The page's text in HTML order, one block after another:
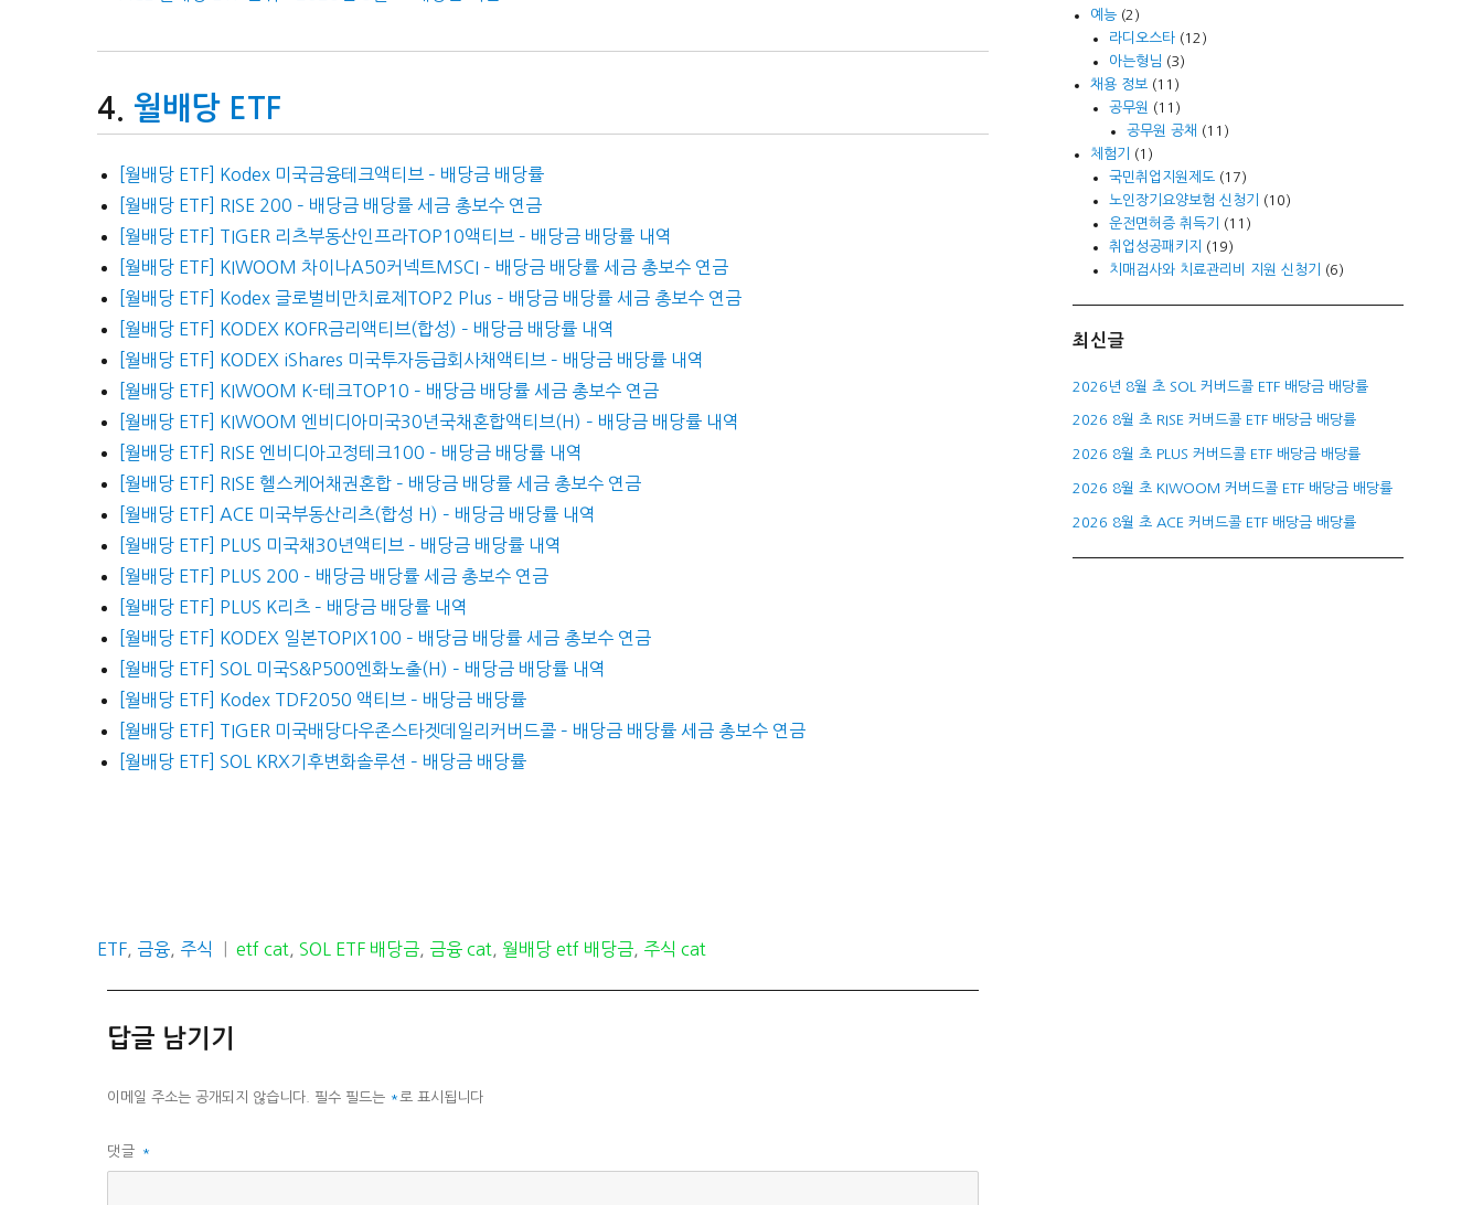
월배당 ETF
[월배당 ETF] Kodex 미국금융테크액티브 – 배당금 배당률
[월배당 ETF] RISE 200 – 배당금 배당률 세금 총보수 연금
[월배당 ETF] TIGER 리츠부동산인프라TOP10액티브 – 배당금 배당률 내역
[월배당 ETF] KIWOOM 차이나A50커넥트MSCI – 배당금 배당률 세금 총보수 연금
[월배당 ETF] Kodex 글로벌비만치료제TOP2 Plus – 배당금 배당률 세금 총보수 연금
[월배당 ETF] KODEX KOFR금리액티브(합성) – 배당금 배당률 내역
[월배당 ETF] KODEX iShares 미국투자등급회사채액티브 – 배당금 배당률 내역
[월배당 ETF] KIWOOM K-테크TOP10 – 배당금 배당률 세금 총보수 연금
[월배당 ETF] KIWOOM 엔비디아미국30년국채혼합액티브(H) – 배당금 배당률 내역
[월배당 ETF] RISE 엔비디아고정테크100 – 배당금 배당률 내역
[월배당 ETF] RISE 헬스케어채권혼합 – 배당금 배당률 세금 총보수 연금
[월배당 ETF] ACE 미국부동산리츠(합성 H) – 배당금 배당률 내역
[월배당 ETF] PLUS 미국채30년액티브 – 배당금 배당률 내역
[월배당 ETF] PLUS 200 – 배당금 배당률 세금 총보수 연금
[월배당 ETF] PLUS K리츠 – 배당금 배당률 내역
[월배당 ETF] KODEX 일본TOPIX100 – 배당금 배당률 세금 총보수 연금
[월배당 ETF] SOL 미국S&P500엔화노출(H) – 배당금 배당률 내역
[월배당 ETF] Kodex TDF2050 액티브 – 배당금 배당률
[월배당 ETF] TIGER 미국배당다우존스타겟데일리커버드콜 – 배당금 배당률 세금 총보수 연금
[월배당 ETF] SOL KRX기후변화솔루션 – 배당금 배당률
카
리
ETF, 금융, 주식
태
etf cat,SOL ETF 배당금, 금융 cat, 월배당 etf 배당금, 주식 cat
답글 남기기
이메일 주소는 공개되지 않습니다. 필수 필드는 *로 표시됩니다
댓글 *
예능 (2)
라디오스타(12)
아는형님 (3)
채용 정보 (11)
공무원
(11)
공무원 공채 (11)
체험기
(1)
국민취업지원제도(17)
노인장기요양보험 신청기
(10)
운전면허증 취득기
(11)
취업성공패키지
(19)
치매검사와 치료관리비 지원 신청기
(6)
최신글
2026년 8월 초 SOL 커버드콜 ETF 배당금 배당률
2026 8월 초 RISE 커버드콜 ETF 배당금 배당률
2026 8월 초 PLUS 커버드콜 ETF 배당금 배당률
2026 8월 초 KIWOOM 커버드콜 ETF 배당금 배당률
2026 8월 초 ACE 커버드콜 ETF 배당금 배당률